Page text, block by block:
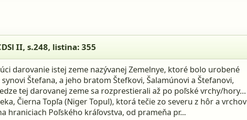
II, s.248, listina: 355
II, s.248, listina: 355
darovanie istej zeme nazývanej Zemelnye, ktoré bolo urobené
Štefana, a jeho bratom Štefkovi, Šalamúnovi a Štefanovi,
tej darovanej zeme sa rozprestierali až po poľské vrchy/hory…
Čierna Topľa (Niger Topul), ktorá tečie zo severu z hôr a vrchov
hraniciach Poľského kráľovstva, od prameňa pr...